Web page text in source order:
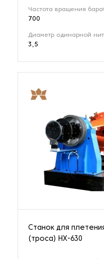
Частота вращения
700
Диаметр одинарной
3,5
Станок для
(троса) HX-630